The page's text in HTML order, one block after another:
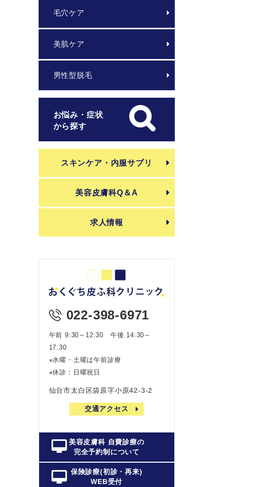
毛穴ケア
美肌ケア
男性型脱毛
お悩み・症状
から探す
スキンケア・内服サプリ
美容皮膚科Q＆A
求人情報
022-398-6971
午前 9:30～12:30 午後 14:30～
17:30
※水曜・土曜は午前診療
※休診：日曜祝日
仙台市太白区袋原字小原42-3-2
交通アクセス
美容皮膚科 自費診療の
完全予約制について
保険診療(初診・再来)
WEB受付